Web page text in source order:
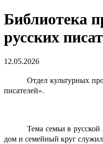
Библиотека
русских
12.05.2026
Отдел культурных
писателей».
Тема семьи в
дом и семейный круг